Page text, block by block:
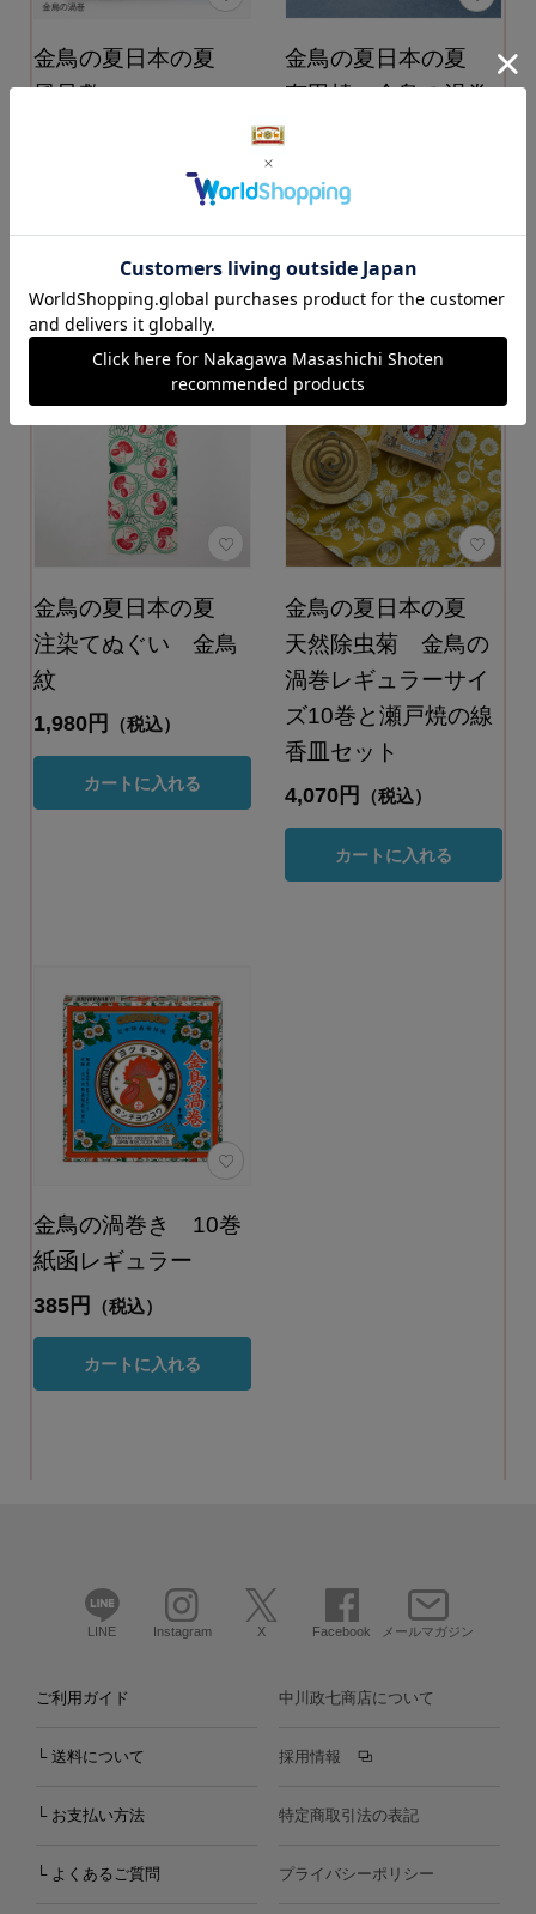
金鳥の夏日本の夏
風呂敷
カートに入れる
金鳥の夏日本の夏
有田焼 金鳥の渦巻
蓋物
金鳥の夏日本の夏
注染てぬぐい 金鳥
紋
1,980円 （税込）
カートに入れる
金鳥の夏日本の夏
天然除虫菊 金鳥の
渦巻レギュラーサイ
ズ10巻と瀬戸焼の線
香皿セット
4,070円 （税込）
カートに入れる
金鳥の渦巻き 10巻
紙函レギュラー
385円 （税込）
カートに入れる
LINE Instagram X Facebook メールマガジン
ご利用ガイド
└ 送料について
└ お支払い方法
└ よくあるご質問
中川政七商店について
採用情報
特定商取引法の表記
プライバシーポリシー